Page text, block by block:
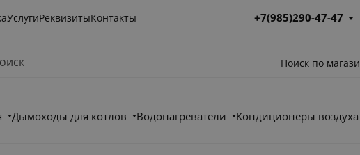
УслугиРеквизитыКонтакты +7(985)290-47-47
Поиск по
Дымоходы для котлов Водонагреватели Кондиционеры воздуха